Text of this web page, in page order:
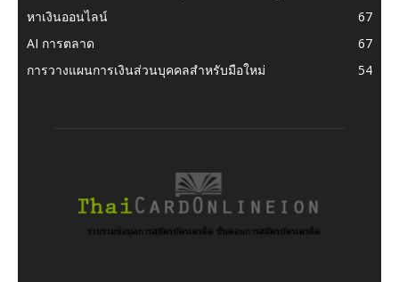
หาเงินออนไลน์
67
AI การตลาด
67
การวางแผนการเงินส่วนบุคคลสำหรับมือใหม่
54